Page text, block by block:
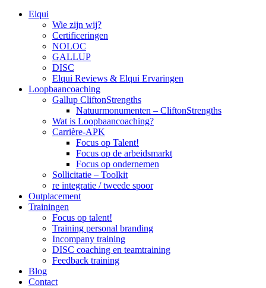
Elqui
Wie zijn wij?
Certificeringen
NOLOC
GALLUP
DISC
Elqui Reviews & Elqui Ervaringen
Loopbaancoaching
Gallup CliftonStrengths
Natuurmonumenten – CliftonStrengths
Wat is Loopbaancoaching?
Carrière-APK
Focus op Talent!
Focus op de arbeidsmarkt
Focus op ondernemen
Sollicitatie – Toolkit
re integratie / tweede spoor
Outplacement
Trainingen
Focus op talent!
Training personal branding
Incompany training
DISC coaching en teamtraining
Feedback training
Blog
Contact